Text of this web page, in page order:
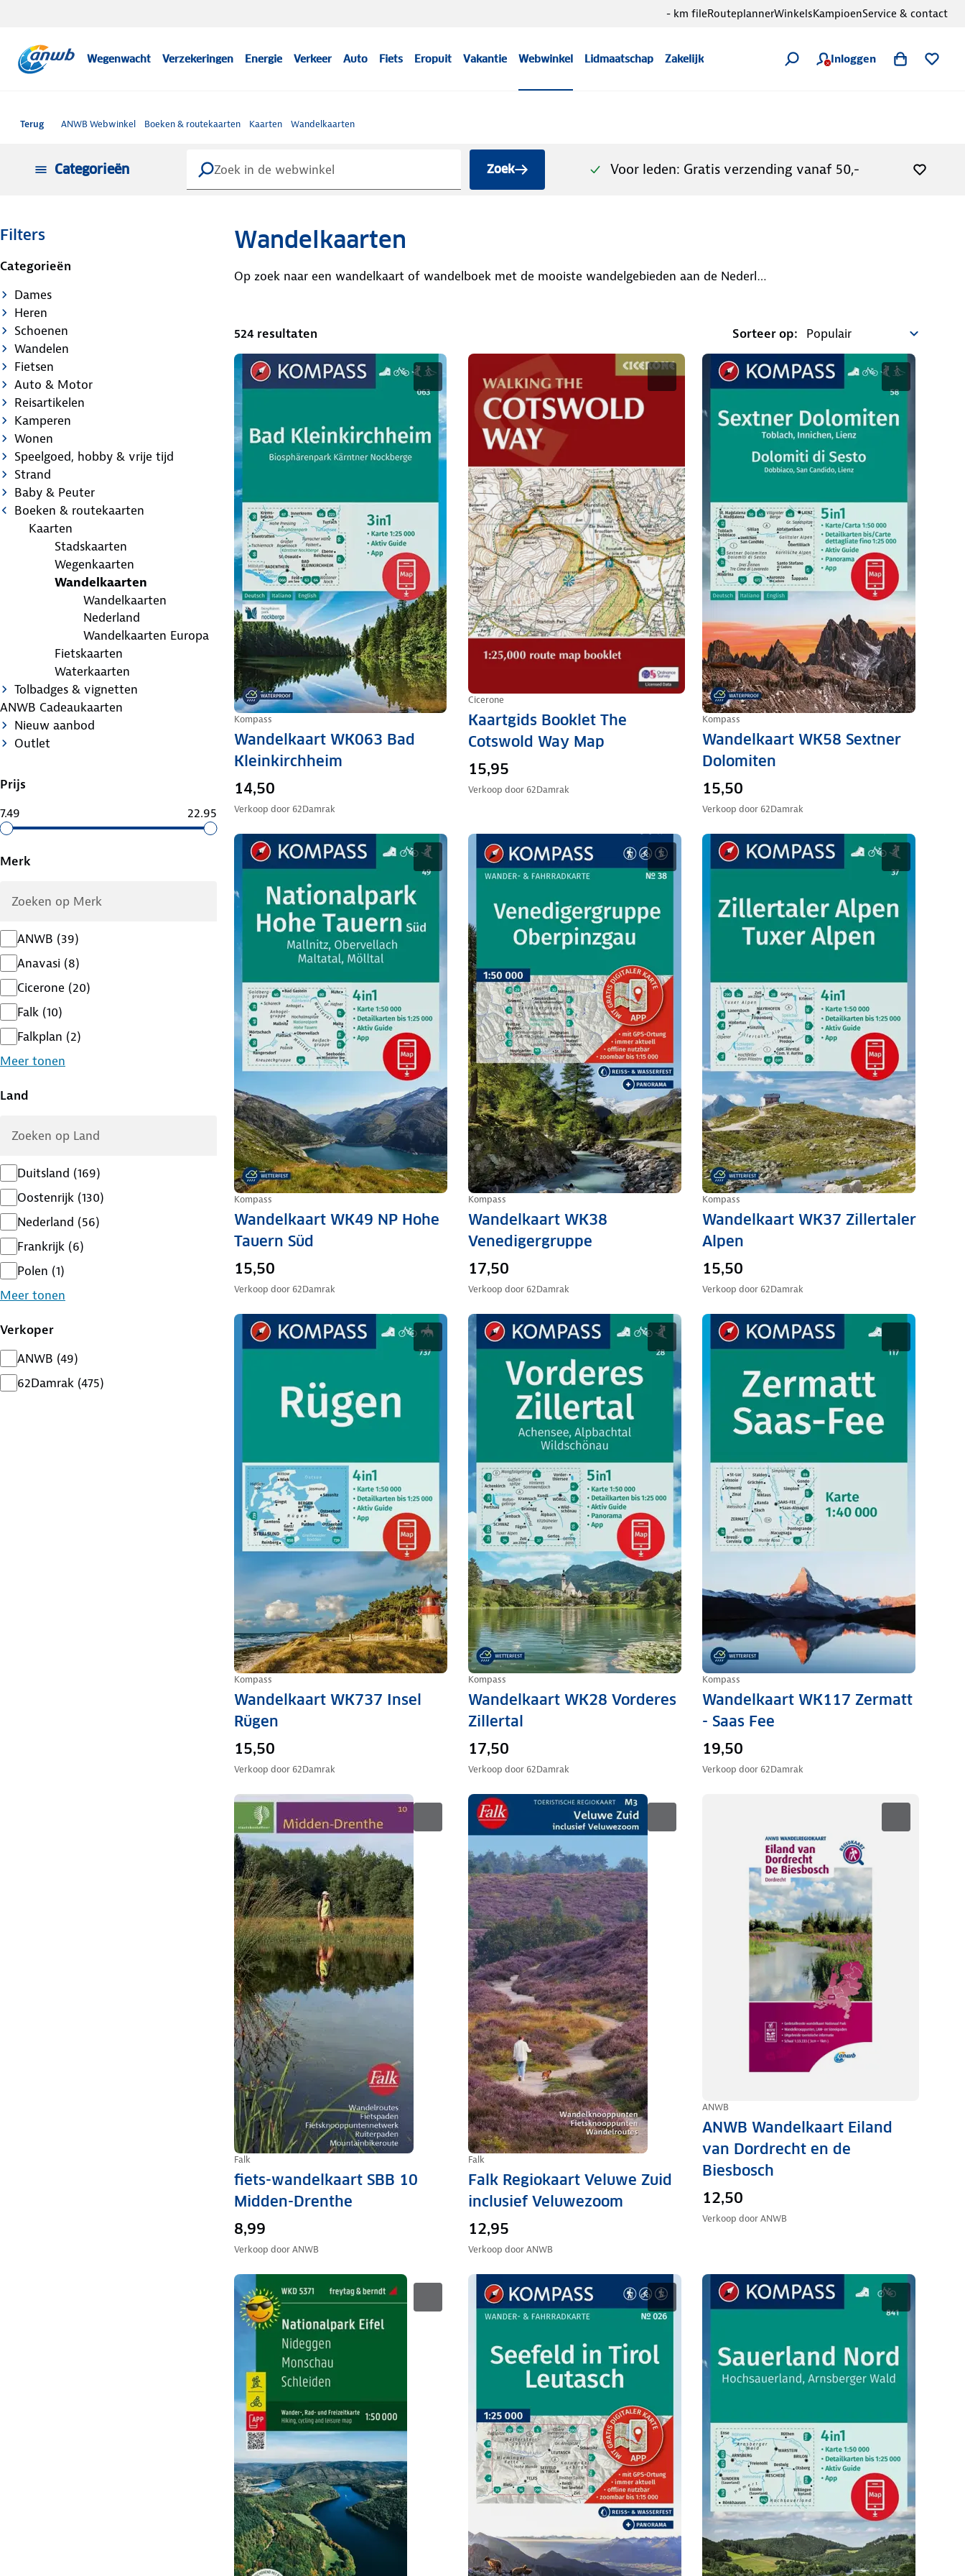
Wegenwacht Verzekeringen Energie Verkeer Auto Fiets Eropuit Vakantie Webwinkel Lidmaatschap Zakelijk Inloggen
- km fileRouteplannerWinkelsKampioenService & contact
Terug ANWB Webwinkel Boeken & routekaarten Kaarten Wandelkaarten
Categorieën Zoek Voor leden: Gratis verzending vanaf 50,-
Filters
Categorieën
Dames
Heren
Schoenen
Wandelen
Fietsen
Auto & Motor
Reisartikelen
Kamperen
Wonen
Speelgoed, hobby & vrije tijd
Strand
Baby & Peuter
Boeken & routekaarten
Kaarten
Stadskaarten
Wegenkaarten
Wandelkaarten
Wandelkaarten
Nederland
Wandelkaarten Europa
Fietskaarten
Waterkaarten
Tolbadges & vignetten
ANWB Cadeaukaarten
Nieuw aanbod
Outlet
Prijs
7.49
22.95
Merk
ANWB (39)
Anavasi (8)
Cicerone (20)
Falk (10)
Falkplan (2)
Meer tonen
Land
Duitsland (169)
Oostenrijk (130)
Nederland (56)
Frankrijk (6)
Polen (1)
Meer tonen
Verkoper
ANWB (49)
62Damrak (475)
Wandelkaarten
Op zoek naar een wandelkaart of wandelboek met de mooiste wandelgebieden aan de Nederlandse kust? Of zoek je de mooiste wandelroutes in Bretagne en Normandië? Je vindt de juiste wandelgids op deze pagina.
524 resultaten Sorteer op:
Kompass
Wandelkaart WK063 Bad
Kleinkirchheim
14,50
Verkoop door 62Damrak
Cicerone
Kaartgids Booklet The
Cotswold Way Map
15,95
Verkoop door 62Damrak
Kompass
Wandelkaart WK58 Sextner
Dolomiten
15,50
Verkoop door 62Damrak
Kompass
Wandelkaart WK49 NP Hohe
Tauern Süd
15,50
Verkoop door 62Damrak
Kompass
Wandelkaart WK38
Venedigergruppe
17,50
Verkoop door 62Damrak
Kompass
Wandelkaart WK37 Zillertaler
Alpen
15,50
Verkoop door 62Damrak
Kompass
Wandelkaart WK737 Insel
Rügen
15,50
Verkoop door 62Damrak
Kompass
Wandelkaart WK28 Vorderes
Zillertal
17,50
Verkoop door 62Damrak
Kompass
Wandelkaart WK117 Zermatt
- Saas Fee
19,50
Verkoop door 62Damrak
Falk
fiets-wandelkaart SBB 10
Midden-Drenthe
8,99
Verkoop doorANWB
Falk
Falk Regiokaart Veluwe Zuid
inclusief Veluwezoom
12,95
Verkoop doorANWB
ANWB
ANWB Wandelkaart Eiland
van Dordrecht en de
Biesbosch
12,50
Verkoop doorANWB